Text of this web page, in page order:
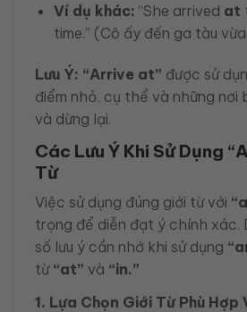
Ví dụ khác: “She arrived at
time.” (Cô ấy đến ga tàu
Lưu Ý: “Arrive at” được sử
điểm nhỏ, cụ thể và những nơi
và dừng lại.
Các Lưu Ý Khi Sử Dụng
Từ
Việc sử dụng đúng giới từ với
trọng để diễn đạt ý chính xác.
số lưu ý cần nhớ khi sử dụng
từ “at” và “in.”
1. Lựa Chọn Giới Từ Phù Hợp